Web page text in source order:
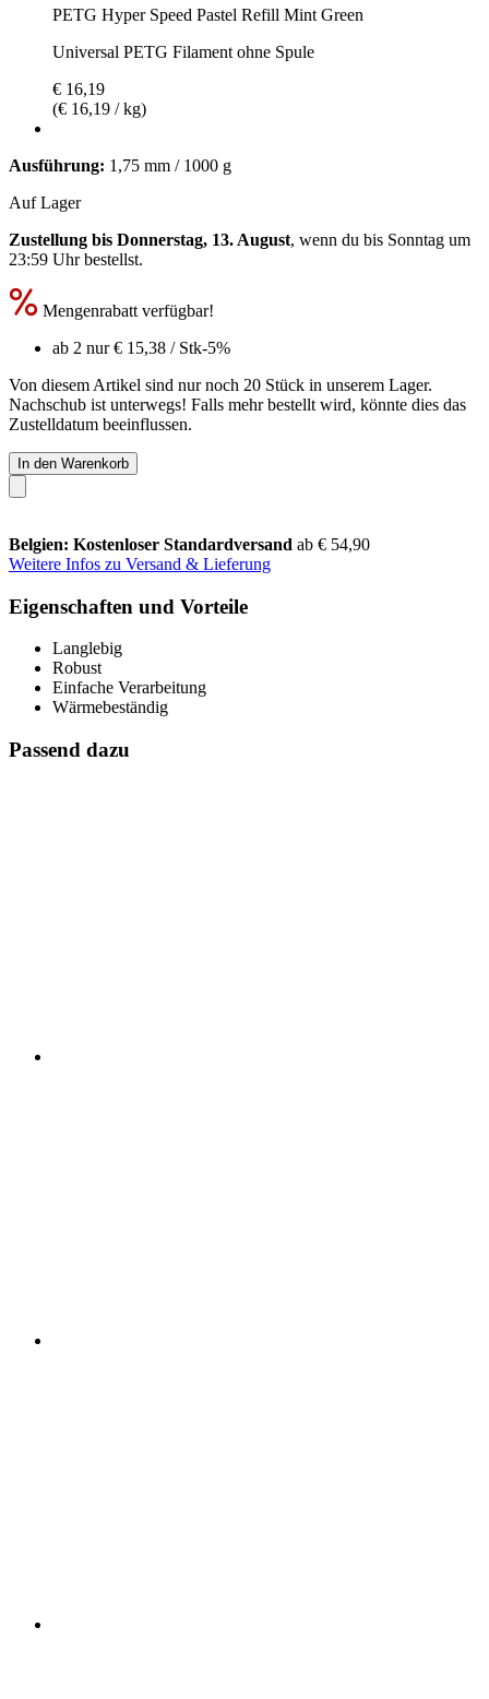
PETG Hyper Speed Pastel Refill Mint Green
Universal PETG Filament ohne Spule
€ 16,19
(€ 16,19 / kg)
Ausführung: 1,75 mm / 1000 g
Auf Lager
Zustellung bis Donnerstag, 13. August, wenn du bis Sonntag um
23:59 Uhrbestellst.
Mengenrabatt verfügbar!
ab 2 nur€ 15,38 / Stk-5%
Von diesem Artikel sind nur noch 20 Stück in unserem Lager.
Nachschub ist unterwegs! Falls mehr bestellt wird, könnte dies das
Zustelldatum beeinflussen.
In den Warenkorb
Belgien: Kostenloser Standardversand ab € 54,90
Weitere Infos zu Versand & Lieferung
Eigenschaften und Vorteile
Langlebig
Robust
Einfache Verarbeitung
Wärmebeständig
Passend dazu